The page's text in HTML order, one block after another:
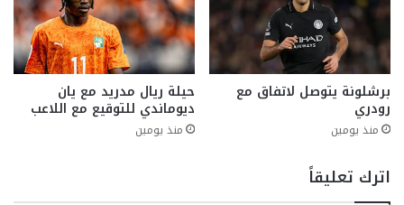
برشلونة يتوصل لاتفاق مع
رودري
منذ يومين
حيلة ريال مدريد مع يان
ديوماندي للتوقيع مع اللاعب
منذ يومين
اترك تعليقاً